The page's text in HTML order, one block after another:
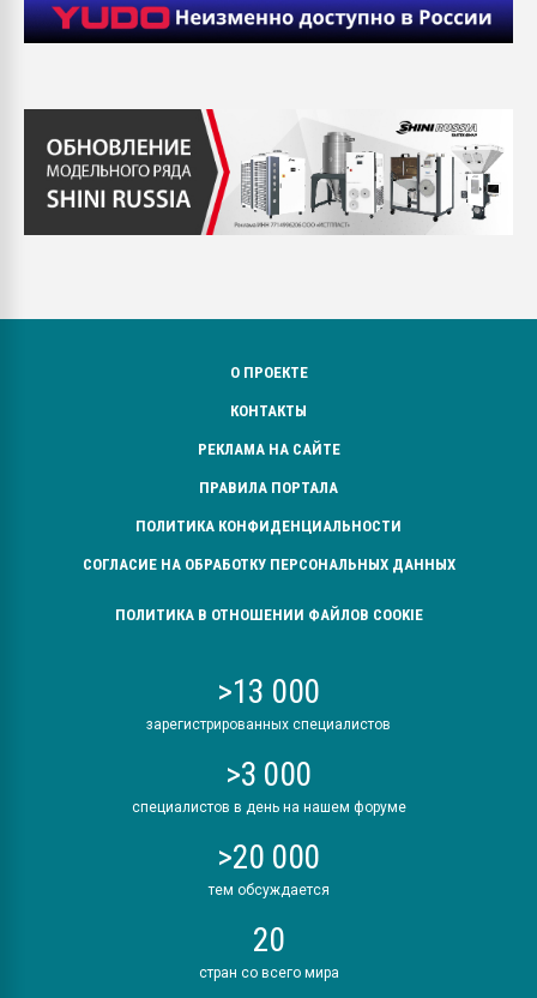
О ПРОЕКТЕ
КОНТАКТЫ
РЕКЛАМА НА САЙТЕ
ПРАВИЛА ПОРТАЛА
ПОЛИТИКА КОНФИДЕНЦИАЛЬНОСТИ
СОГЛАСИЕ НА ОБРАБОТКУ ПЕРСОНАЛЬНЫХ ДАННЫХ
ПОЛИТИКА В ОТНОШЕНИИ ФАЙЛОВ COOKIE
>13 000
зарегистрированных специалистов
>3 000
специалистов в день на нашем форуме
>20 000
тем обсуждается
20
стран со всего мира